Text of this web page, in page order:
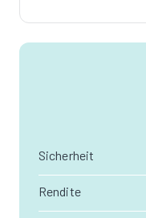
Sicherheit
Rendite